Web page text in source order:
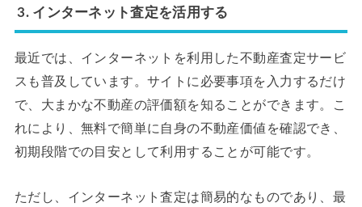
3. インターネット査定を活用する
最近では、インターネットを利用した不動産査定サービ
スも普及しています。サイトに必要事項を入力するだけ
で、大まかな不動産の評価額を知ることができます。こ
れにより、無料で簡単に自身の不動産価値を確認でき、
初期段階での目安として利用することが可能です。
ただし、インターネット査定は簡易的なものであり、最